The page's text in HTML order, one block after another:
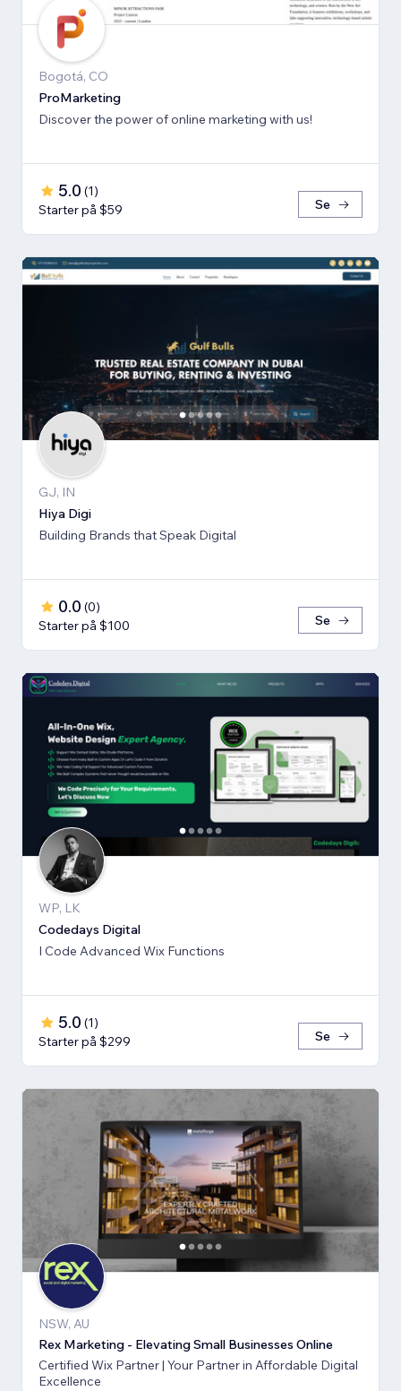
Bogotá, CO
ProMarketing
Discover the power of online marketing with us!
5.0 (1)
Starter på $59
Se
GJ, IN
Hiya Digi
Building Brands that Speak Digital
0.0 (0)
Starter på $100
Se
WP, LK
Codedays Digital
I Code Advanced Wix Functions
5.0 (1)
Starter på $299
Se
NSW, AU
Rex Marketing - Elevating Small Businesses Online
Certified Wix Partner | Your Partner in Affordable Digital
Excellence